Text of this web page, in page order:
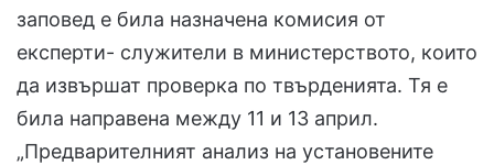
заповед е била назначена комисия от
експерти- служители в министерството, които
да извършат проверка по твърденията. Тя е
била направена между 11 и 13 април.
„Предварителният анализ на установените